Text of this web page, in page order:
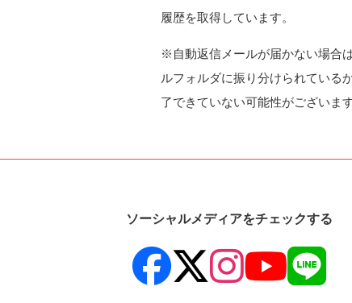
履歴を取得しています。
※自動返信メールが届かない場合
ルフォルダに振り分けられている
了できていない可能性がございます
ソーシャルメディアをチェックする